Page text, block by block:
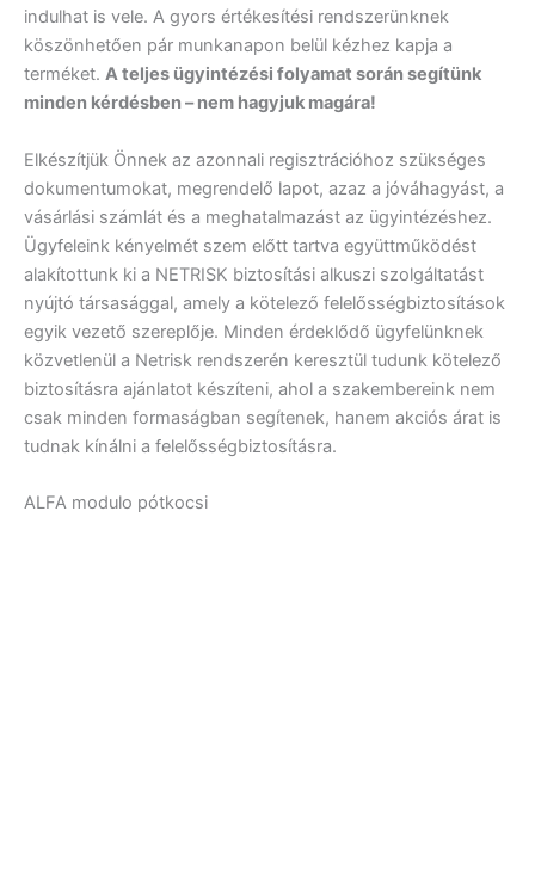
indulhat is vele. A gyors értékesítési rendszerünknek
köszönhetően pár munkanapon belül kézhez kapja a
terméket. A teljes ügyintézési folyamat során segítünk
minden kérdésben – nem hagyjuk magára!
Elkészítjük Önnek az azonnali regisztrációhoz szükséges
dokumentumokat, megrendelő lapot, azaz a jóváhagyást, a
vásárlási számlát és a meghatalmazást az ügyintézéshez.
Ügyfeleink kényelmét szem előtt tartva együttműködést
alakítottunk ki a NETRISK biztosítási alkuszi szolgáltatást
nyújtó társasággal, amely a kötelező felelősségbiztosítások
egyik vezető szereplője. Minden érdeklődő ügyfelünknek
közvetlenül a Netrisk rendszerén keresztül tudunk kötelező
biztosításra ajánlatot készíteni, ahol a szakembereink nem
csak minden formaságban segítenek, hanem akciós árat is
tudnak kínálni a felelősségbiztosításra.
ALFA modulo pótkocsi